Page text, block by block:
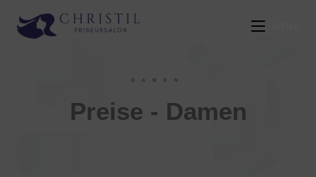
DAMEN
Preise - Damen